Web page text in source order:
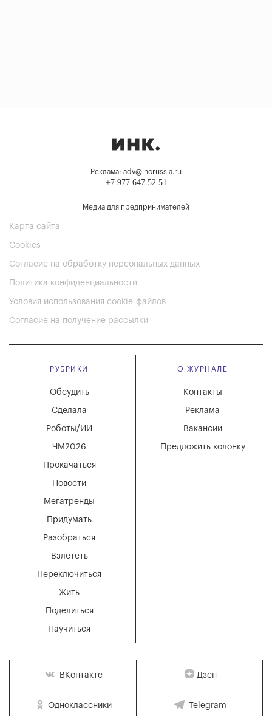
Реклама: adv@incrussia.ru
+7 977 647 52 51
Медиа для предпринимателей
Карта сайта
Cookies
Согласие на обработку персональных данных
Политика конфиденциальности
Условия использования cookie-файлов
Согласие на получение рассылки
РУБРИКИ
Мегатренды
Придумать
Разобраться
Взлететь
Новости
Переключиться
Жить
Поделиться
Научиться
Обсудить
Сделала
Роботы/ИИ
ЧМ2026
Прокачаться
О ЖУРНАЛЕ
Вакансии
Реклама
Контакты
Предложить колонку
ВКонтакте Дзен
Одноклассники Telegram